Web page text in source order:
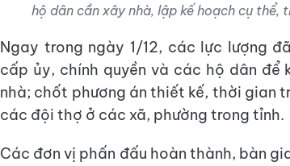
hộ dân cần xây nhà, lập kế hoạch cụ
Ngay trong ngày 1/12, các lực lượng
cấp ủy, chính quyền và các hộ dân
nhà; chốt phương án thiết kế, thời gian
các đội thợ ở các xã, phường trong tỉnh.
Các đơn vị phấn đấu hoàn thành, bàn